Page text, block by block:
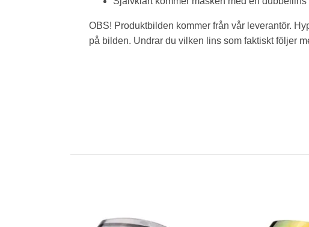
OBS! Produktbilden kommer från vår leverantör.
på bilden. Undrar du vilken lins som faktiskt följer